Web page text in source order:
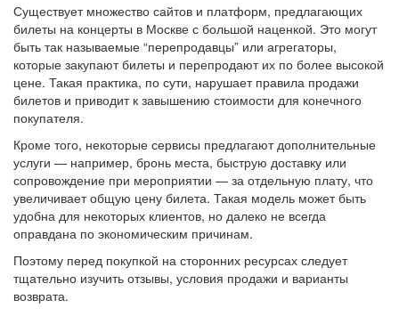
Существует множество сайтов и платформ, предлагающих
билеты на концерты в Москве с большой наценкой. Это могут
быть так называемые “перепродавцы” или агрегаторы,
которые закупают билеты и перепродают их по более высокой
цене. Такая практика, по сути, нарушает правила продажи
билетов и приводит к завышению стоимости для конечного
покупателя.
Кроме того, некоторые сервисы предлагают дополнительные
услуги — например, бронь места, быструю доставку или
сопровождение при мероприятии — за отдельную плату, что
увеличивает общую цену билета. Такая модель может быть
удобна для некоторых клиентов, но далеко не всегда
оправдана по экономическим причинам.
Поэтому перед покупкой на сторонних ресурсах следует
тщательно изучить отзывы, условия продажи и варианты
возврата.